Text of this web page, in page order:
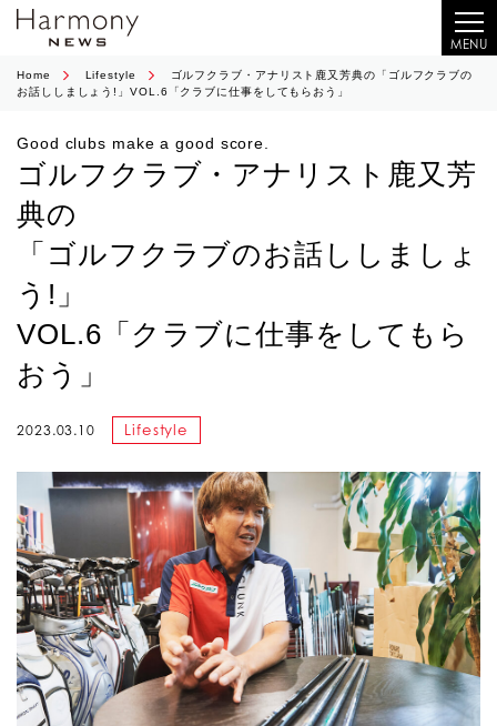
MENU
Home Lifestyle
ゴルフクラブ・アナリスト鹿又芳典の「ゴルフクラブの
お話ししましょう!」VOL.6「クラブに仕事をしてもらおう」
Good clubs make a good score.
ゴルフクラブ・アナリスト鹿又芳
典の
「ゴルフクラブのお話ししましょ
う!」
VOL.6「クラブに仕事をしてもら
おう」
2023.03.10 Lifestyle